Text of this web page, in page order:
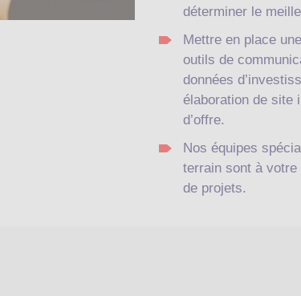
déterminer le
Mettre en place
outils de
données
élaboration de site
d’offre.
Nos équipes
terrain sont à
de projets.